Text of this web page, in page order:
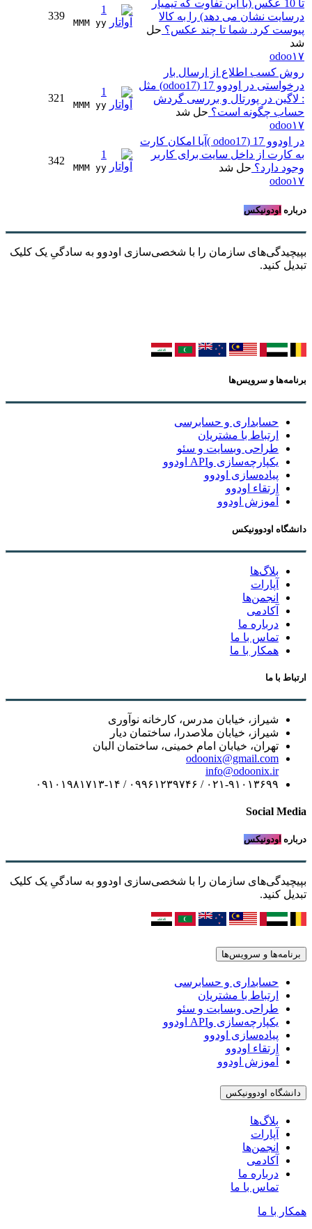
تا 10 عکس (با این تفاوت که تیمیار
درسایت نشان می دهد) را به کالا
پیوست کرد. شما تا چند عکس؟ حل
شد
odoo۱۷
1
MMM yy
339
روش کسب اطلاع از ارسال بار
درخواستی در اودوو 17 (odoo17) مثل
: لاگین در پورتال و بررسی گردش
حساب چگونه است؟ حل شد
odoo۱۷
1
MMM yy
321
در اودوو 17 (odoo17 )آیا امکان کارت
به کارت از داخل سایت برای کاربر
وجود دارد؟ حل شد
odoo۱۷
1
MMM yy
342
درباره اودونیکس
بپیچیدگی‌های سازمان را با شخصی‌سازی اودوو به سادگیِ یک کلیک
تبدیل کنید.
برنامه‌ها و سرویس‌ها
حسابداری و حسابرسی
ارتباط با مشتریان
طراحی وبسایت و سئو
یکپارچه‌سازی وAPI اودوو
پیاده‌سازی اودوو
ارتقاء اودوو
آموزش اودوو
دانشگاه اودوونیکس
بلاگ‌ها
آپارات
انجمن‌ها
آکادمی
درباره ما
تماس با ما
همکار با ما
ارتباط با ما
شیراز، خیابان مدرس، کارخانه نوآوری
شیراز، خیابان ملاصدرا، ساختمان دیار
تهران، خیابان امام خمینی، ساختمان البان
odoonix@gmail.com
info@odoonix.ir
۰۲۱-۹۱۰۱۳۶۹۹ / ۰۹۹۶۱۲۳۹۷۴۶ / ۰۹۱۰۱۹۸۱۷۱۳-۱۴
Social Media
درباره اودونیکس
بپیچیدگی‌های سازمان را با شخصی‌سازی اودوو به سادگیِ یک کلیک
تبدیل کنید.
برنامه‌ها و سرویس‌ها
حسابداری و حسابرسی
ارتباط با مشتریان
طراحی وبسایت و سئو
یکپارچه‌سازی وAPI اودوو
پیاده‌سازی اودوو
ارتقاء اودوو
آموزش اودوو
دانشگاه اودوونیکس
بلاگ‌ها
آپارات
انجمن‌ها
آکادمی
درباره ما
تماس با ما
همکار با ما